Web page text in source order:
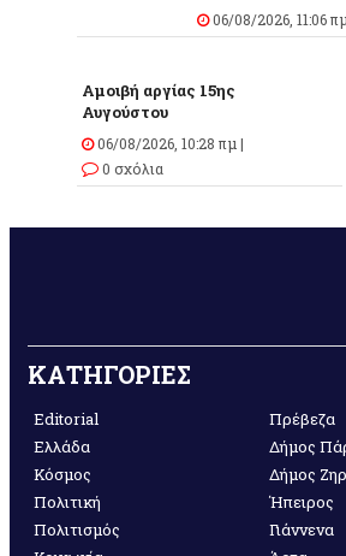
06/08/2026, 11:06
Αμοιβή αργίας 15ης
Αυγούστου
06/08/2026, 10:28 πμ |
0 σχόλια
ΚΑΤΗΓΟΡΙΕΣ
Editorial
Ελλάδα
Κόσμος
Πολιτική
Πολιτισμός
Πρέβεζα
Δήμος
Δήμος
Ήπειρος
Γιάννενα